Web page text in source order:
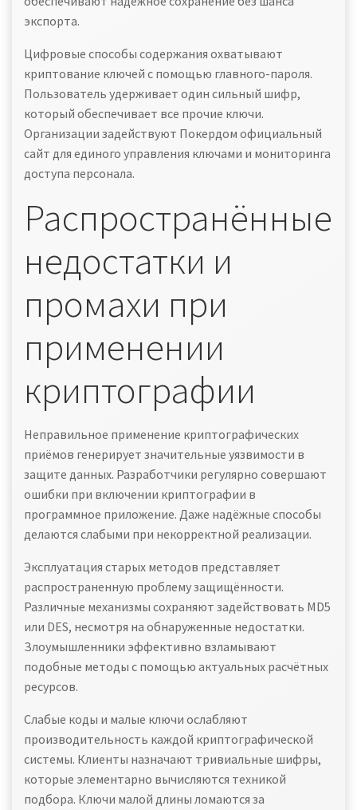
экспорта.
Цифровые способы содержания охватывают
криптование ключей с помощью главного-пароля.
Пользователь удерживает один сильный шифр,
который обеспечивает все прочие ключи.
Организации задействуют Покердом официальный
сайт для единого управления ключами и мониторинга
доступа персонала.
Распространённые
недостатки и
промахи при
применении
криптографии
Неправильное применение криптографических
приёмов генерирует значительные уязвимости в
защите данных. Разработчики регулярно совершают
ошибки при включении криптографии в
программное приложение. Даже надёжные способы
делаются слабыми при некорректной реализации.
Эксплуатация старых методов представляет
распространенную проблему защищённости.
Различные механизмы сохраняют задействовать MD5
или DES, несмотря на обнаруженные недостатки.
Злоумышленники эффективно взламывают
подобные методы с помощью актуальных расчётных
ресурсов.
Слабые коды и малые ключи ослабляют
производительность каждой криптографической
системы. Клиенты назначают тривиальные шифры,
которые элементарно вычисляются техникой
подбора. Ключи малой длины ломаются за